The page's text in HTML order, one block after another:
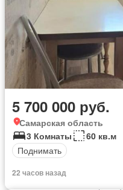
5 700 000 руб.
Самарская область
3 Комнаты
60 кв.м
Поднимать
22 часов назад